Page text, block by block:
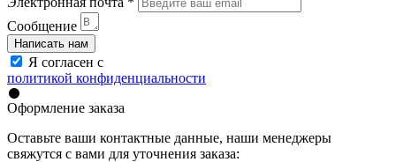
Сообщение
Написать нам
Я согласен с
политикой конфиденциальности
Оформление заказа
Оставьте ваши контактные данные, наши менеджеры
свяжутся с вами для уточнения заказа: